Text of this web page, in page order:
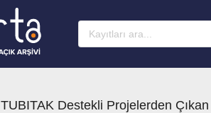
TUBITAK Destekli Projelerden